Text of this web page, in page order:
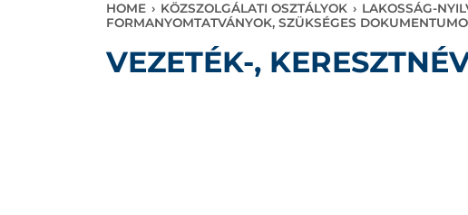
HOME › KÖZSZOLGÁLATI OSZTÁLYOK › LAKOSSÁG-
FORMANYOMTATVÁNYOK, SZÜKSÉGES
VEZETÉK-,